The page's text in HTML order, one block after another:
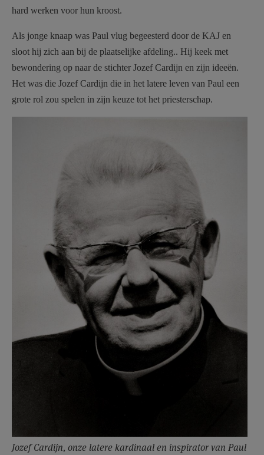
hard werken voor hun kroost.
Als jonge knaap was Paul vlug begeesterd door de KAJ en
sloot hij zich aan bij de plaatselijke afdeling.. Hij keek met
bewondering op naar de stichter Jozef Cardijn en zijn ideeën.
Het was die Jozef Cardijn die in het latere leven van Paul een
grote rol zou spelen in zijn keuze tot het priesterschap.
Jozef Cardijn, onze latere kardinaal en inspirator van Paul